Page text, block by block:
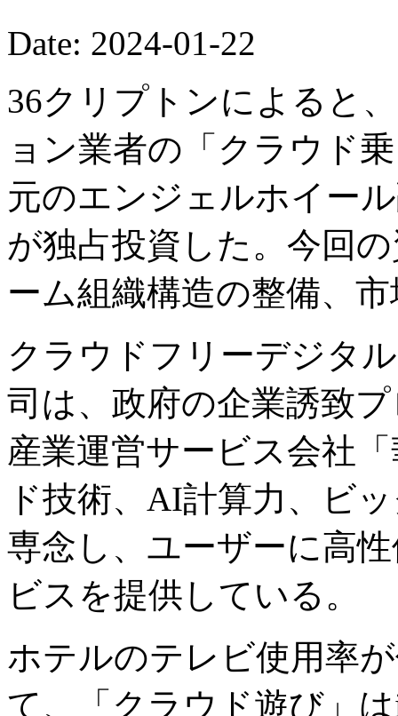
Date: 2024-01-22
36クリプトンによると
ョン業者の「クラウド
元のエンジェルホイー
が独占投資した。今回
ーム組織構造の整備、
クラウドフリーデジタ
司は、政府の企業誘致
産業運営サービス会社
ド技術、AI計算力、ビ
専念し、ユーザーに高
ビスを提供している。
ホテルのテレビ使用率
て、「クラウド遊び」